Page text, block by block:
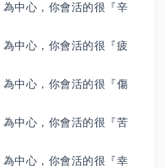
中心，你會活的很『辛
中心，你會活的很『疲
中心，你會活的很『傷
中心，你會活的很『苦
中心，你會活的很『幸